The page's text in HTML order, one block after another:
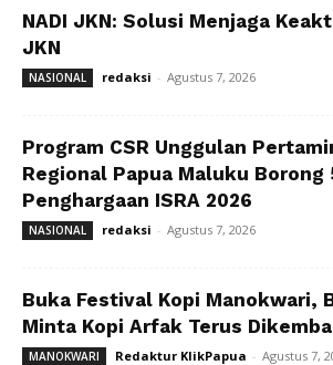
NADI JKN: Solusi Menjaga
JKN
NASIONAL redaksi - Agustus 7, 2026
Program CSR Unggulan
Regional Papua Maluku Borong
Penghargaan ISRA 2026
NASIONAL redaksi - Agustus 7, 2026
Buka Festival Kopi Manokwari,
Minta Kopi Arfak Terus
MANOKWARI Redaktur KlikPapua - Agustus 7,